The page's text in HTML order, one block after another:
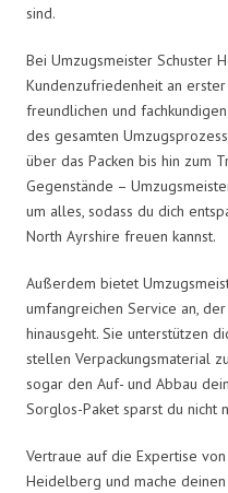
sind.
Bei Umzugsmeister Schuster
Kundenzufriedenheit an
freundlichen und
des gesamten
über das Packen bis hin zum
Gegenstände –
um alles, sodass du dich
North Ayrshire freuen kannst.
Außerdem bietet
umfangreichen Service an,
hinausgeht. Sie unterstützen
stellen Verpackungsmaterial
sogar den Auf- und Abbau
Sorglos-Paket sparst du nicht
Vertraue auf die Expertise
Heidelberg und mache